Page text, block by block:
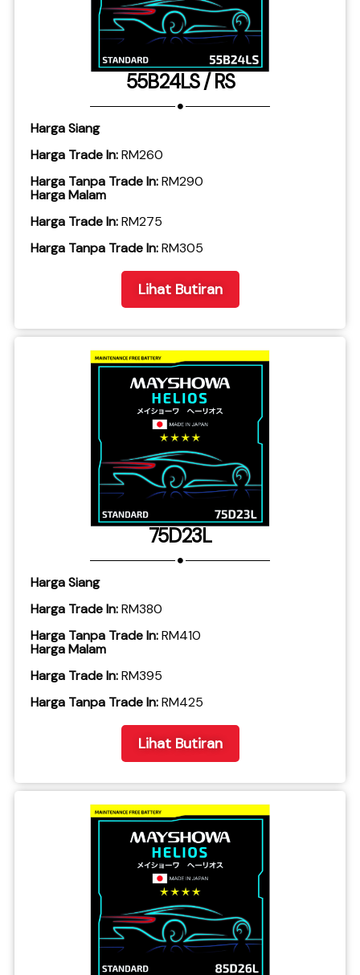
55B24LS / RS
Harga Siang
Harga Trade In:RM260
Harga Tanpa Trade In:RM290
Harga Malam
Harga Trade In:RM275
​Harga Tanpa Trade In:RM305
Lihat Butiran
75D23L
Harga Siang
Harga Trade In:RM380
Harga Tanpa Trade In:RM410
Harga Malam
Harga Trade In:RM395
​Harga Tanpa Trade In:RM425
Lihat Butiran